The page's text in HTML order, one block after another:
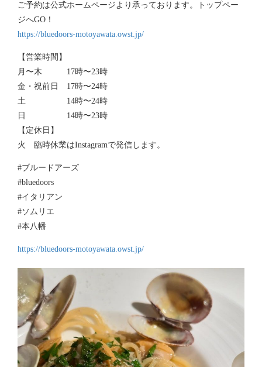
ご予約は公式ホームページより承っております。トップペー
ジへGO！
https://bluedoors-motoyawata.owst.jp/
【営業時間】
月〜木 17時〜23時
金・祝前日 17時〜24時
土 14時〜24時
日 14時〜23時
【定休日】
火 臨時休業はInstagramで発信します。
#ブルードアーズ
#bluedoors
#イタリアン
#ソムリエ
#本八幡
https://bluedoors-motoyawata.owst.jp/
この店舗情報をシェアする
10/9(水）研修の | Blue Doors ～wine ＆ resort～
千葉県市川市八幡３-27-22 ニューイーストビルM2F